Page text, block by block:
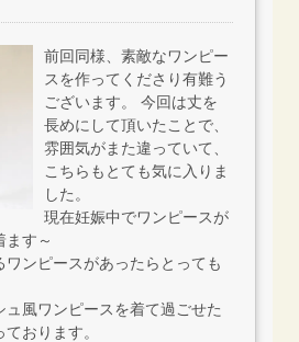
前回同様、素敵なワンピー
スを作ってくださり有難う
ございます。 今回は丈を
長めにして頂いたことで、
雰囲気がまた違っていて、
こちらもとても気に入りま
した。
現在妊娠中でワンピースが
ます～
ワンピースがあったらとっても
ュ風ワンピースを着て過ごせた
おります。